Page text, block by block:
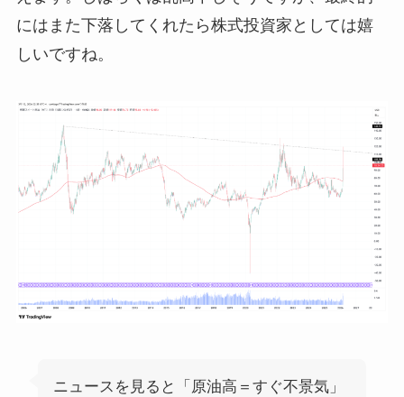
にはまた下落してくれたら株式投資家としては嬉
しいですね。
ニュースを見ると「原油高＝すぐ不景気」